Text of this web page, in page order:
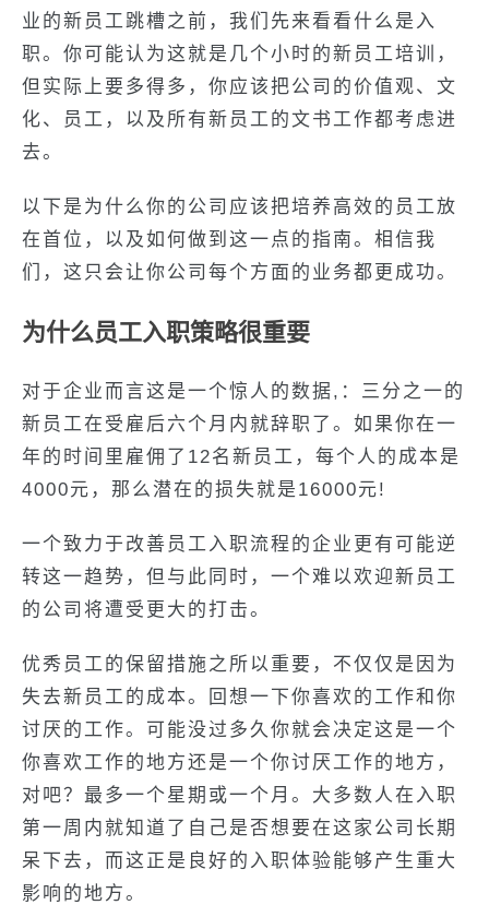
业的新员工跳槽之前，我们先来看看什么是入
职。你可能认为这就是几个小时的新员工培训，
但实际上要多得多，你应该把公司的价值观、文
化、员工，以及所有新员工的文书工作都考虑进
去。
以下是为什么你的公司应该把培养高效的员工放
在首位，以及如何做到这一点的指南。相信我
们，这只会让你公司每个方面的业务都更成功。
为什么员工入职策略很重要
对于企业而言这是一个惊人的数据,：三分之一的
新员工在受雇后六个月内就辞职了。如果你在一
年的时间里雇佣了12名新员工，每个人的成本是
4000元，那么潜在的损失就是16000元!
一个致力于改善员工入职流程的企业更有可能逆
转这一趋势，但与此同时，一个难以欢迎新员工
的公司将遭受更大的打击。
优秀员工的保留措施之所以重要，不仅仅是因为
失去新员工的成本。回想一下你喜欢的工作和你
讨厌的工作。可能没过多久你就会决定这是一个
你喜欢工作的地方还是一个你讨厌工作的地方，
对吧？最多一个星期或一个月。大多数人在入职
第一周内就知道了自己是否想要在这家公司长期
呆下去，而这正是良好的入职体验能够产生重大
影响的地方。